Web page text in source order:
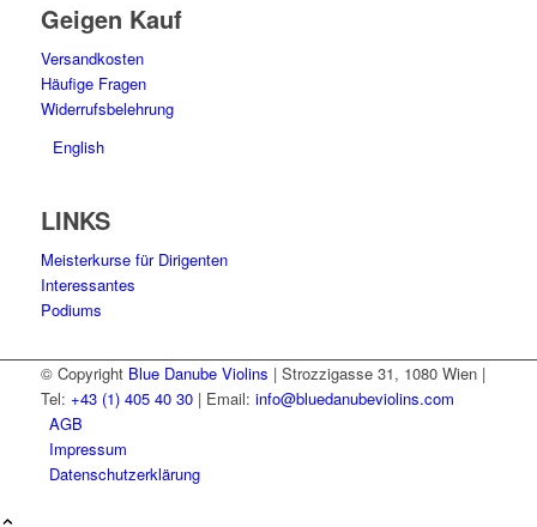
Geigen Kauf
Versandkosten
Häufige Fragen
Widerrufsbelehrung
English
LINKS
Meisterkurse für Dirigenten
Interessantes
Podiums
© Copyright Blue Danube Violins | Strozzigasse 31, 1080 Wien |
Tel: +43 (1) 405 40 30| Email: info@bluedanubeviolins.com
AGB
Impressum
Datenschutzerklärung